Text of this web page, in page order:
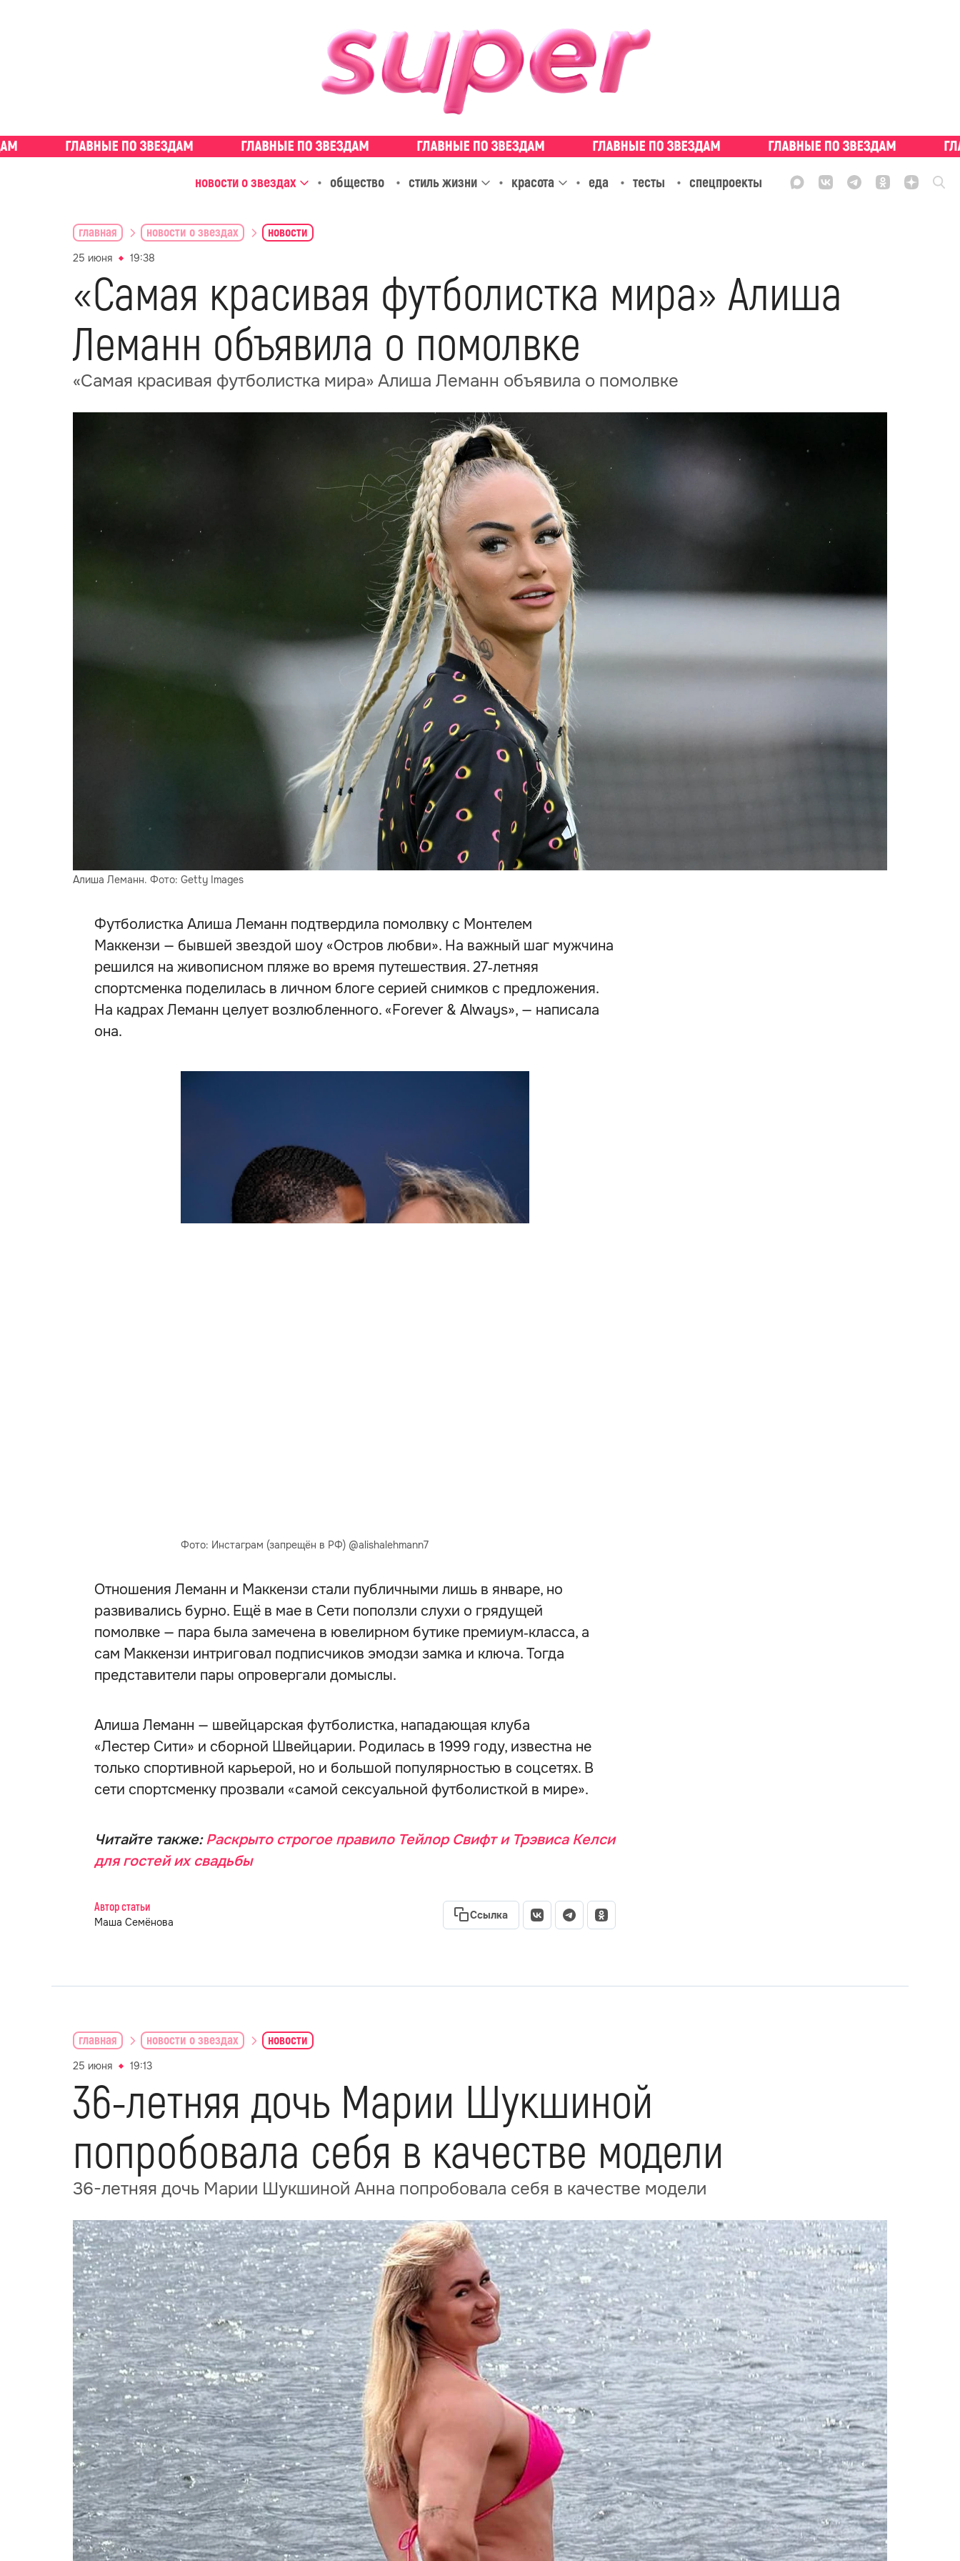
новости о звездах общество стиль жизни красота еда тесты спецпроекты
главная новости о звездах новости
25 июня 19:38
«Самая красивая футболистка мира» Алиша
Леманн объявила о помолвке
«Самая красивая футболистка мира» Алиша Леманн объявила о помолвке
Алиша Леманн. Фото: Getty Images
Футболистка Алиша Леманн подтвердила помолвку с Монтелем
Маккензи — бывшей звездой шоу «Остров любви». На важный шаг мужчина
решился на живописном пляже во время путешествия. 27‑летняя
спортсменка поделилась в личном блоге серией снимков с предложения.
На кадрах Леманн целует возлюбленного. «Forever & Always», — написала
она.
Фото: Инстаграм (запрещён в РФ) @alishalehmann7
Отношения Леманн и Маккензи стали публичными лишь в январе, но
развивались бурно. Ещё в мае в Сети поползли слухи о грядущей
помолвке — пара была замечена в ювелирном бутике премиум‑класса, а
сам Маккензи интриговал подписчиков эмодзи замка и ключа. Тогда
представители пары опровергали домыслы.
Алиша Леманн — швейцарская футболистка, нападающая клуба
«Лестер Сити» и сборной Швейцарии. Родилась в 1999 году, известна не
только спортивной карьерой, но и большой популярностью в соцсетях. В
сети спортсменку прозвали «самой сексуальной футболисткой в мире».
Читайте также:Раскрыто строгое правило Тейлор Свифт и Трэвиса Келси
для гостей их свадьбы
Автор статьи
Маша Семёнова
Ссылка
главная новости о звездах новости
25 июня 19:13
36-летняя дочь Марии Шукшиной
попробовала себя в качестве модели
36-летняя дочь Марии Шукшиной Анна попробовала себя в качестве модели